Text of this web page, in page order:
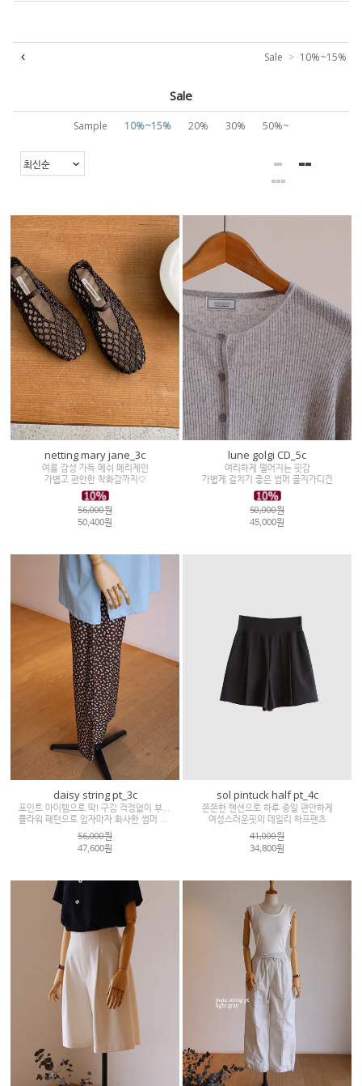
Sale 10%~15%
Sale
Sample 10%~15% 20% 30% 50%~
netting mary jane_3c
여름 감성 가득 메쉬 메리제인
가볍고 편안한 착화감까지♡
56,000원
50,400원
lune golgi CD_5c
여리하게 떨어지는 핏감
가볍게 걸치기 좋은 썸머 골지가디건
50,000원
45,000원
daisy string pt_3c
플라워 패턴으로 입자마자 화사한 썸머 와이드 팬츠
56,000원
47,600원
sol pintuck half pt_4c
쫀쫀한 텐션으로 하루 종일 편안하게
여성스러운핏의 데일리 하프팬츠
41,000원
34,800원